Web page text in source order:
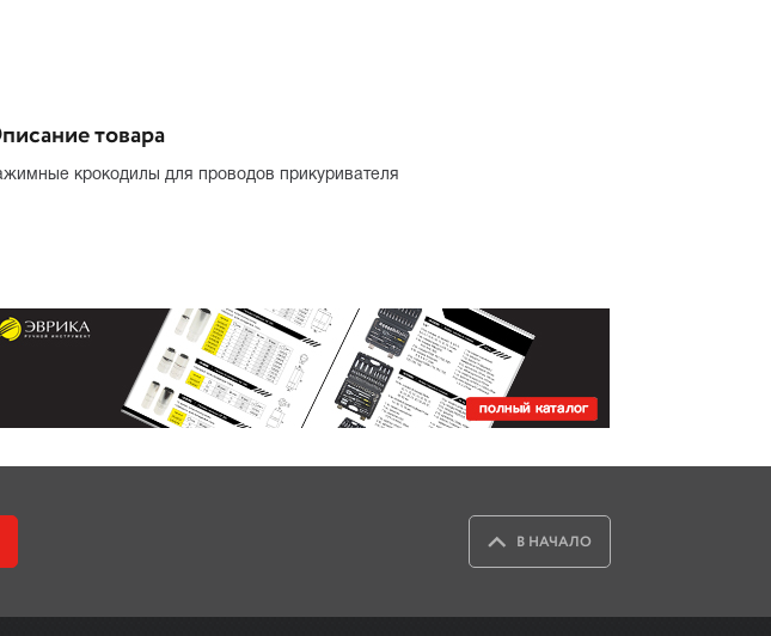
товара
крокодилы для проводов прикуривателя
В НАЧАЛО